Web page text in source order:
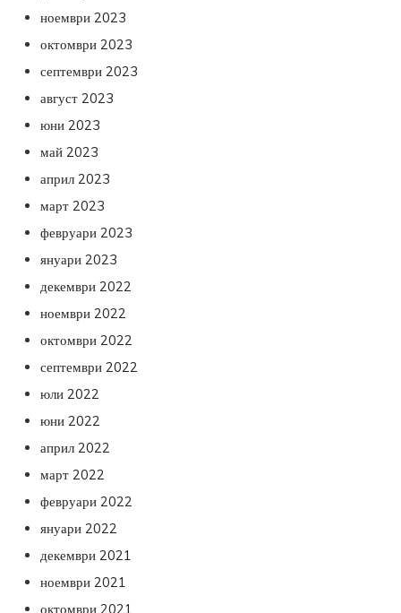
ноември 2023
октомври 2023
септември 2023
август 2023
юни 2023
май 2023
април 2023
март 2023
февруари 2023
януари 2023
декември 2022
ноември 2022
октомври 2022
септември 2022
юли 2022
юни 2022
април 2022
март 2022
февруари 2022
януари 2022
декември 2021
ноември 2021
октомври 2021